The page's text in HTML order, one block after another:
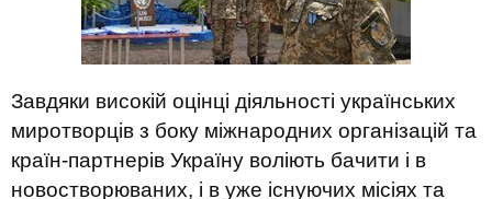
Завдяки високій оцінці діяльності українських
миротворців з боку міжнародних організацій та
країн-партнерів Україну воліють бачити і в
новостворюваних, і в уже існуючих місіях та